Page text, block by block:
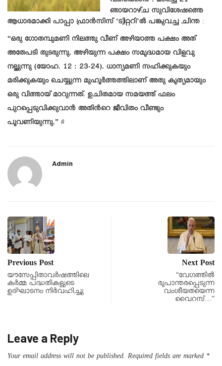
ഞായറാഴ്ച സുവിശേഷത്തെ
ആധാരമാക്കി പാപ്പാ ഫ്രാൻസിസ് ‘ട്വിറ്ററി’ൽ പങ്കുവച്ച ചിന്ത :
“ഒരു ഗോതമ്പുമണി നിലത്തു വീണ് അഴിയാത്ത പക്ഷം അത്
അതേപടി തുടരുന്നു. അഴിയുന്ന പക്ഷം സമൃദ്ധമായ വിളവു
നല്കുന്നു (യോഹ. 12 : 23-24). ധാന്യമണി സഹിക്കുകയും
മരിക്കുകയും ചെയ്യുന്ന മുഹൂർത്തത്തിലാണ് അതു കൃത്യമായും
ഒരു വിത്തായ് മാറുന്നത്. ഉചിതമായ സമയത്ത് ഫലം
പുറപ്പെടുവിക്കുവാൻ അതിന്‍റെ ജീവിതം വീണ്ടും
പൂവണിയുന്നു.” #
Admin
Previous Post
യൗസേപ്പിതാവർഷത്തിലെ
കർമ്മ പദ്ധതികളുടെ
ഉദ്ഘാടനം നിർവഹിച്ചു
Next Post
“വേഗത്തിൽ
രൂപാന്തരപ്പെടുന്ന
വംശീയതയെന്ന
വൈറസ്…”
Leave a Reply
Your email address will not be published. Required fields are marked *